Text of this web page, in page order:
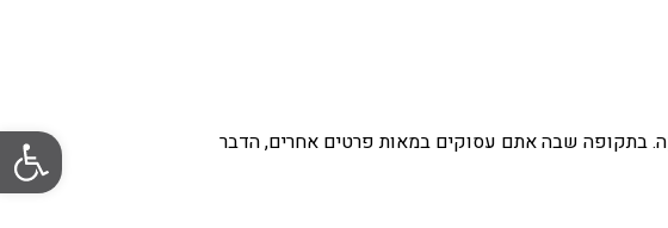
פתח
בתקופה שבה אתם עסוקים במאות פרטים אחרים, הדבר